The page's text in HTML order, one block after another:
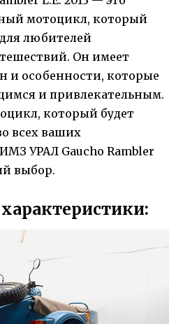
мотоцикл, который
любителей
Он имеет
и особенности, которые
и привлекательным.
который будет
всех ваших
УРАЛ Gaucho Rambler
выбор.